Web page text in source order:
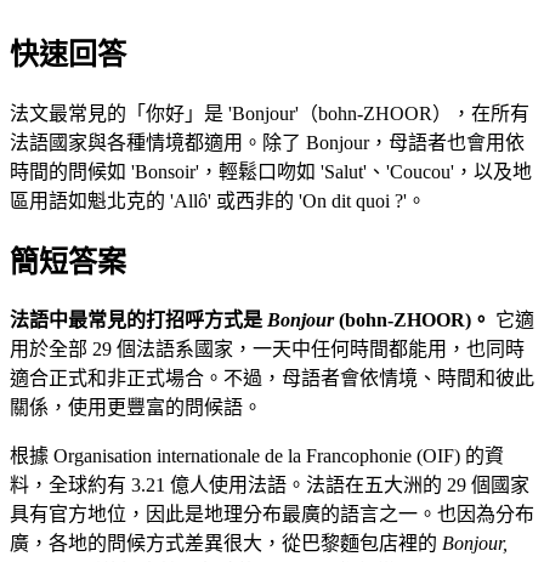
快速回答
法文最常見的「你好」是 'Bonjour'（bohn-ZHOOR），在所有
法語國家與各種情境都適用。除了 Bonjour，母語者也會用依
時間的問候如 'Bonsoir'，輕鬆口吻如 'Salut'、'Coucou'，以及地
區用語如魁北克的 'Allô' 或西非的 'On dit quoi ?'。
簡短答案
法語中最常見的打招呼方式是Bonjour(bohn-ZHOOR)。 它適
用於全部 29 個法語系國家，一天中任何時間都能用，也同時
適合正式和非正式場合。不過，母語者會依情境、時間和彼此
關係，使用更豐富的問候語。
根據 Organisation internationale de la Francophonie (OIF) 的資
料，全球約有 3.21 億人使用法語。法語在五大洲的 29 個國家
具有官方地位，因此是地理分布最廣的語言之一。也因為分布
廣，各地的問候方式差異很大，從巴黎麵包店裡的 Bonjour,